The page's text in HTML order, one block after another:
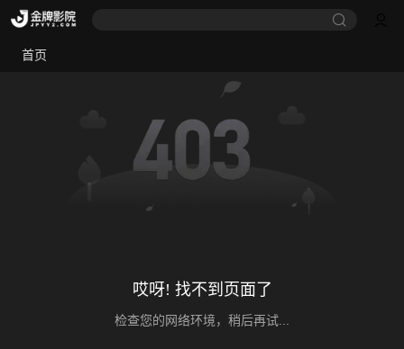
首页
哎呀! 找不到页面了
检查您的网络环境，稍后再试...